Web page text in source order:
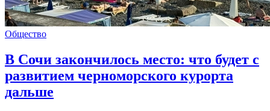
Общество
В Сочи закончилось место: что будет с
развитием черноморского курорта
дальше